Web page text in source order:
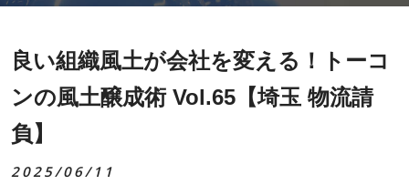
良い組織風土が会社を変える！トーコ
ンの風土醸成術 Vol.65【埼玉 物流請
負】
2025/06/11